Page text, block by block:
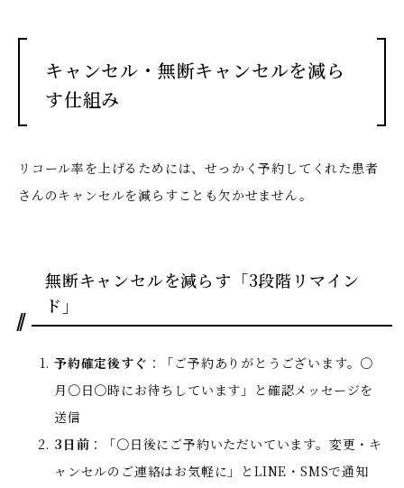
キャンセル・無断キャンセルを減ら
す仕組み
リコール率を上げるためには、せっかく予約してくれた患者
さんのキャンセルを減らすことも欠かせません。
無断キャンセルを減らす「3段階リマイン
ド」
予約確定後すぐ ：「ご予約ありがとうございます。〇
月〇日〇時にお待ちしています」と確認メッセージを
送信
3日前 ：「〇日後にご予約いただいています。変更・キ
ャンセルのご連絡はお気軽に」とLINE・SMSで通知